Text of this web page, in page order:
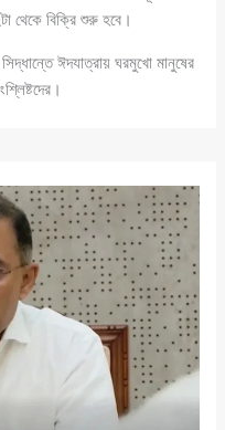
থেকে বিক্রি শুরু হবে।
ঈদযাত্রায় ঘরমুখো মানুষের